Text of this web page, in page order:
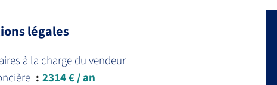
légales
à la charge du vendeur
2314 € / an